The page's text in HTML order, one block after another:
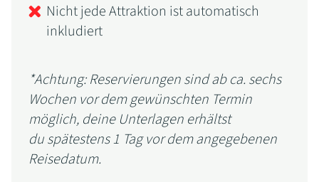
Nicht jede Attraktion ist automatisch
inkludiert
*Achtung: Reservierungen sind ab ca. sechs
Wochen vor dem gewünschten Termin
möglich, deine Unterlagen erhältst
du spätestens 1 Tag vor dem angegebenen
Reisedatum.